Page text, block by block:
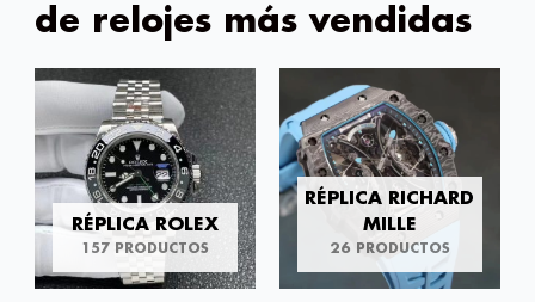
de relojes más vendidas
RÉPLICA ROLEX
157 PRODUCTOS
RÉPLICA RICHARD
MILLE
26 PRODUCTOS